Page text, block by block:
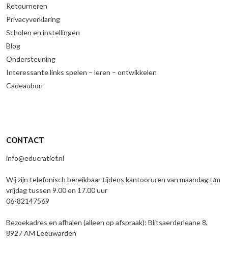
Retourneren
Privacyverklaring
Scholen en instellingen
Blog
Ondersteuning
Interessante links spelen – leren – ontwikkelen
Cadeaubon
CONTACT
info@educratief.nl
Wij zijn telefonisch bereikbaar tijdens kantooruren van maandag t/m
vrijdag tussen 9.00 en 17.00 uur
06-82147569
Bezoekadres en afhalen (alleen op afspraak): Blitsaerderleane 8,
8927 AM Leeuwarden